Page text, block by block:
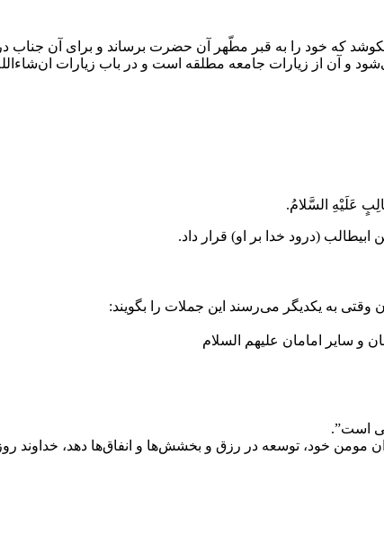
که خود را به قبر مطّهر آن حضرت برساند و برای آن
و آن از زیارات جامعه مطلقه است و در باب زیارات
عَلَیْهِ السَّلامُ.
(درود خدا بر او) قرار داد.
به یکدیگر می‌رسند این جملات را بگویند:
و سایر امامان علیهم السلام
است”.
مومن خود، توسعه در رزق و بخشش‌ها و انفاق‌ها دهد، خداوند